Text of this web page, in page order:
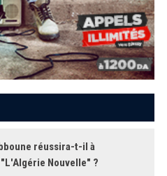
réussira-t-il à
Nouvelle" ?